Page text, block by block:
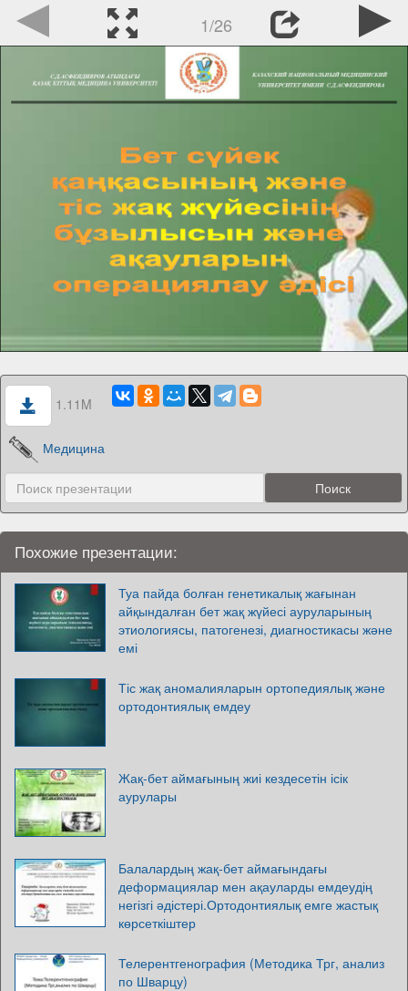
1/26
1.11M
Медицина
Похожие презентации:
Туа пайда болған генетикалық жағынан
айқындалған бет жақ жүйесі ауруларының
этиологиясы, патогенезі, диагностикасы және
емі
Тіс жақ аномалияларын ортопедиялық және
ортодонтиялық емдеу
Жақ-бет аймағының жиі кездесетін ісік
аурулары
Балалардың жақ-бет аймағындағы
деформациялар мен ақауларды емдеудің
негізгі әдістері.Ортодонтиялық емге жастық
көрсеткіштер
Телерентгенография (Методика Трг, анализ
по Шварцу)